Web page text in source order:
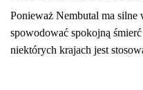
Ponieważ Nembutal ma silne
spowodować spokojną
niektórych krajach jest